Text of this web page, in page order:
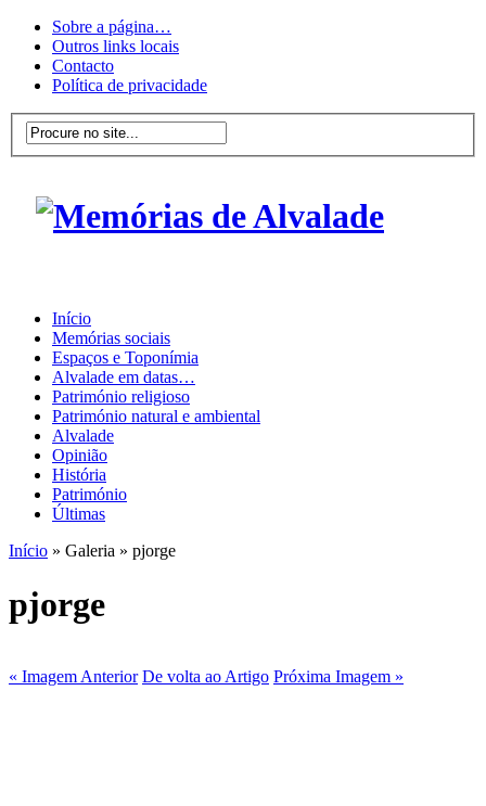
Sobre a página…
Outros links locais
Contacto
Política de privacidade
Início
Memórias sociais
Espaços e Toponímia
Alvalade em datas…
Património religioso
Património natural e ambiental
Alvalade
Opinião
História
Património
Últimas
Início » Galeria » pjorge
pjorge
« Imagem Anterior De volta ao Artigo Próxima Imagem »